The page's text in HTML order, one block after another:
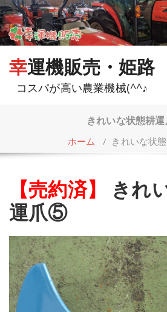
コ
ン
テ
ン
幸運機販売・姫路
コスパが高い農業機械(^^♪
きれいな状態耕
ホーム / きれいな状
【売約済】
きれ
運爪⑤